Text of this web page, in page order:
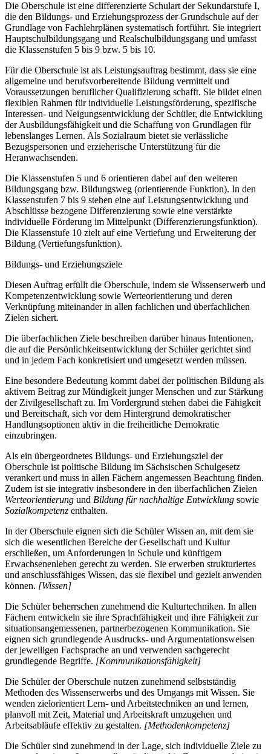
Die Oberschule ist eine differenzierte Schulart der Sekundarstufe I,
die den Bildungs- und Erziehungsprozess der Grundschule auf der
Grundlage von Fachlehrplänen systematisch fortführt. Sie integriert
Hauptschulbildungsgang und Realschulbildungsgang und umfasst
die Klassenstufen 5 bis 9 bzw. 5 bis 10.
Für die Oberschule ist als Leistungsauftrag bestimmt, dass sie eine
allgemeine und berufsvorbereitende Bildung vermittelt und
Voraussetzungen beruflicher Qualifizierung schafft. Sie bildet einen
flexiblen Rahmen für individuelle Leistungsförderung, spezifische
Interessen- und Neigungsentwicklung der Schüler, die Entwicklung
der Ausbildungsfähigkeit und die Schaffung von Grundlagen für
lebenslanges Lernen. Als Sozialraum bietet sie verlässliche
Bezugspersonen und erzieherische Unterstützung für die
Heranwachsenden.
Die Klassenstufen 5 und 6 orientieren dabei auf den weiteren
Bildungsgang bzw. Bildungsweg (orientierende Funktion). In den
Klassenstufen 7 bis 9 stehen eine auf Leistungsentwicklung und
Abschlüsse bezogene Differenzierung sowie eine verstärkte
individuelle Förderung im Mittelpunkt (Differenzierungsfunktion).
Die Klassenstufe 10 zielt auf eine Vertiefung und Erweiterung der
Bildung (Vertiefungsfunktion).
Bildungs- und Erziehungsziele
Diesen Auftrag erfüllt die Oberschule, indem sie Wissenserwerb und
Kompetenzentwicklung sowie Werteorientierung und deren
Verknüpfung miteinander in allen fachlichen und überfachlichen
Zielen sichert.
Die überfachlichen Ziele beschreiben darüber hinaus Intentionen,
die auf die Persönlichkeitsentwicklung der Schüler gerichtet sind
und in jedem Fach konkretisiert und umgesetzt werden müssen.
Eine besondere Bedeutung kommt dabei der politischen Bildung als
aktivem Beitrag zur Mündigkeit junger Menschen und zur Stärkung
der Zivilgesellschaft zu. Im Vordergrund stehen dabei die Fähigkeit
und Bereitschaft, sich vor dem Hintergrund demokratischer
Handlungsoptionen aktiv in die freiheitliche Demokratie
einzubringen.
Als ein übergeordnetes Bildungs- und Erziehungsziel der
Oberschule ist politische Bildung im Sächsischen Schulgesetz
verankert und muss in allen Fächern angemessen Beachtung finden.
Zudem ist sie integrativ insbesondere in den überfachlichen Zielen
Werteorientierung und Bildung für nachhaltige Entwicklung sowie
Sozialkompetenz enthalten.
In der Oberschule eignen sich die Schüler Wissen an, mit dem sie
sich die wesentlichen Bereiche der Gesellschaft und Kultur
erschließen, um Anforderungen in Schule und künftigem
Erwachsenenleben gerecht zu werden. Sie erwerben strukturiertes
und anschlussfähiges Wissen, das sie flexibel und gezielt anwenden
können. [Wissen]
Die Schüler beherrschen zunehmend die Kulturtechniken. In allen
Fächern entwickeln sie ihre Sprachfähigkeit und ihre Fähigkeit zur
situationsangemessenen, partnerbezogenen Kommunikation. Sie
eignen sich grundlegende Ausdrucks- und Argumentationsweisen
der jeweiligen Fachsprache an und verwenden sachgerecht
grundlegende Begriffe. [Kommunikationsfähigkeit]
Die Schüler der Oberschule nutzen zunehmend selbstständig
Methoden des Wissenserwerbs und des Umgangs mit Wissen. Sie
wenden zielorientiert Lern- und Arbeitstechniken an und lernen,
planvoll mit Zeit, Material und Arbeitskraft umzugehen und
Arbeitsabläufe effektiv zu gestalten. [Methodenkompetenz]
Die Schüler sind zunehmend in der Lage, sich individuelle Ziele zu